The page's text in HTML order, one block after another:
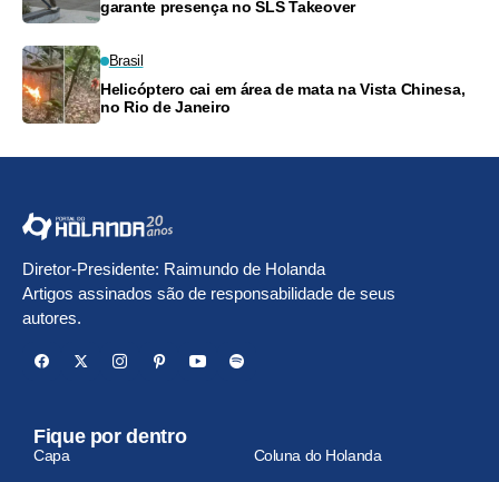
garante presença no SLS Takeover
Brasil
Helicóptero cai em área de mata na Vista Chinesa,
no Rio de Janeiro
Diretor-Presidente: Raimundo de Holanda
Artigos assinados são de responsabilidade de seus
autores.
Fique por dentro
Capa
Coluna do Holanda